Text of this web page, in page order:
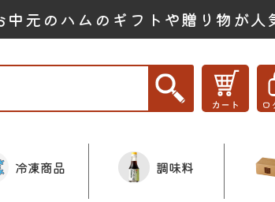
元のハムのギフトや贈り物が人
冷凍商品 調味料